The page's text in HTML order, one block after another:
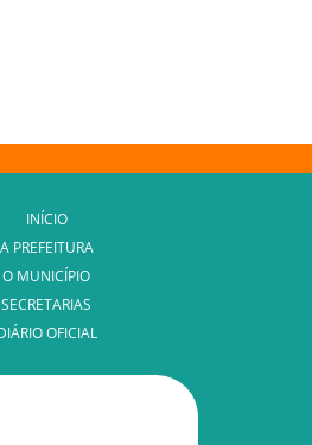
INÍCIO
A PREFEITURA
O MUNICÍPIO
SECRETARIAS
OFICIAL